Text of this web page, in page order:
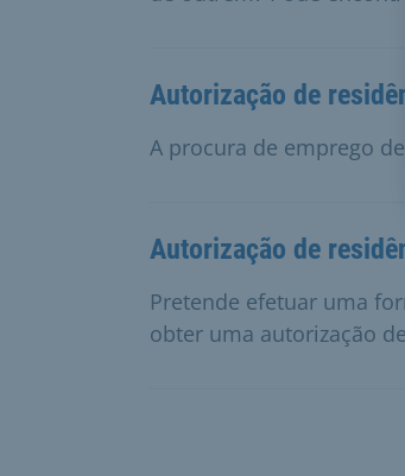
Autorização de
A procura de emprego
Autorização de
Pretende efetuar uma
obter uma autorização